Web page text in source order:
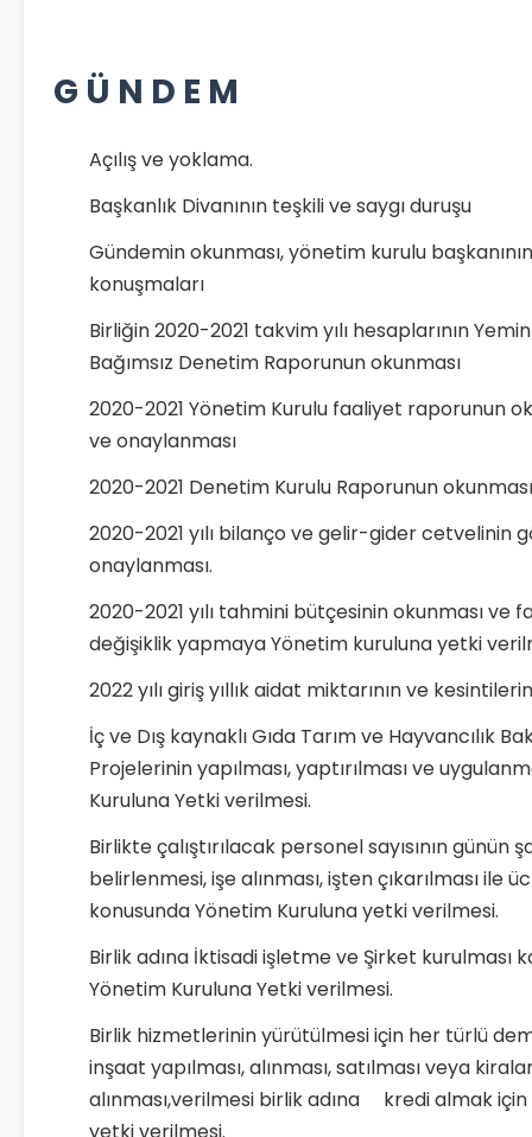
G Ü N D E M
Açılış ve yoklama.
Başkanlık Divanının teşkili ve saygı duruşu
Gündemin okunması, yönetim kurulu
konuşmaları
Birliğin 2020-2021 takvim yılı hesaplarının
Bağımsız Denetim Raporunun okunması
2020-2021 Yönetim Kurulu faaliyet raporunun
ve onaylanması
2020-2021 Denetim Kurulu Raporunun
2020-2021 yılı bilanço ve gelir-gider cetvelinin
onaylanması.
2020-2021 yılı tahmini bütçesinin okunması ve
değişiklik yapmaya Yönetim kuruluna yetki
2022 yılı giriş yıllık aidat miktarının ve
İç ve Dış kaynaklı Gıda Tarım ve Hayvancılık
Projelerinin yapılması, yaptırılması ve
Kuruluna Yetki verilmesi.
Birlikte çalıştırılacak personel sayısının günün
belirlenmesi, işe alınması, işten çıkarılması ile
konusunda Yönetim Kuruluna yetki verilmesi.
Birlik adına İktisadi işletme ve Şirket kurulması
Yönetim Kuruluna Yetki verilmesi.
Birlik hizmetlerinin yürütülmesi için her türlü
inşaat yapılması, alınması, satılması veya
alınması,verilmesi birlik adına kredi almak